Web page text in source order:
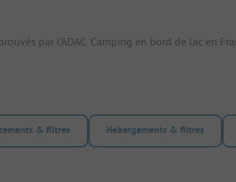
par l'ADAC. Camping en bord de lac en
& filtres Hébergements & filtres